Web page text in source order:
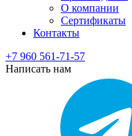
О компании
Сертификаты
Контакты
+7 960 561-71-57
Написать нам